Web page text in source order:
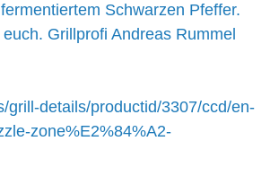
Schwarzen Pfeffer.
Grillprofi Andreas Rummel
grill-details/productid/3307/ccd/en-
zone%E2%84%A2-